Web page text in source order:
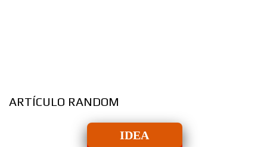
ARTÍCULO RANDOM
IDEA